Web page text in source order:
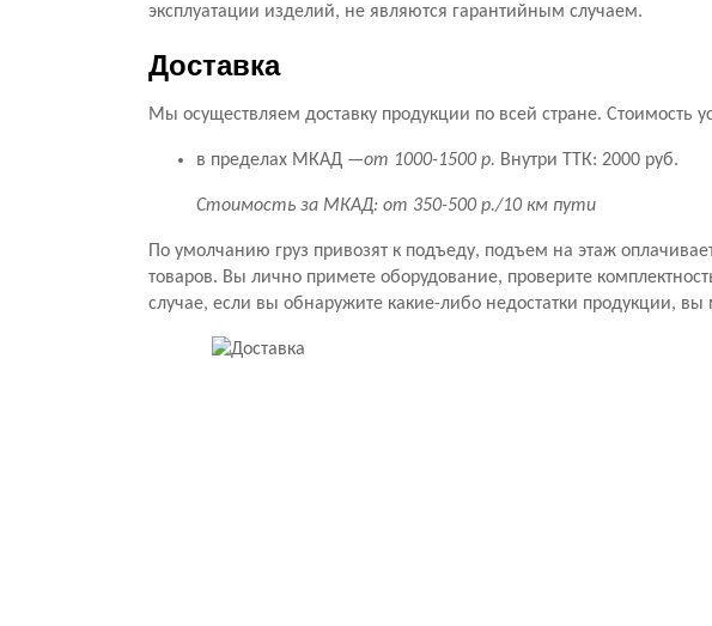
эксплуатации изделий, не являются гарантийным случаем.
Доставка
Мы осуществляем доставку продукции по всей стране. Стоимость
в пределах МКАД —от 1000-1500 р. Внутри ТТК: 2000 руб.
Стоимость за МКАД: от 350-500 р./10 км пути
По умолчанию груз привозят к подъеду, подъем на этаж
товаров. Вы лично примете оборудование, проверите
случае, если вы обнаружите какие-либо недостатки продукции, вы